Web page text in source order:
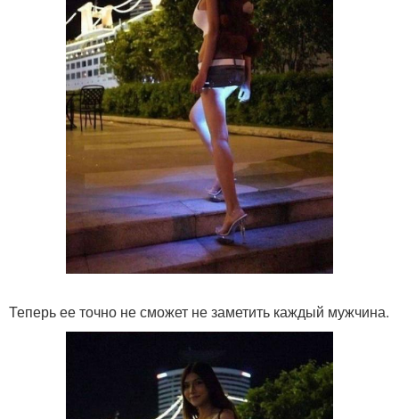
Теперь ее точно не сможет не заметить каждый мужчина.